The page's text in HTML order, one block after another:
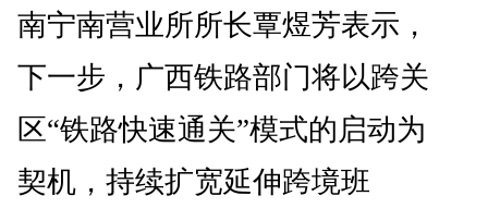
南宁南营业所所长覃煜芳表示，
下一步，广西铁路部门将以跨关
区“铁路快速通关”模式的启动为
契机，持续扩宽延伸跨境班